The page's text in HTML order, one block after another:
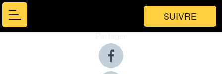
SUIVRE
Partager